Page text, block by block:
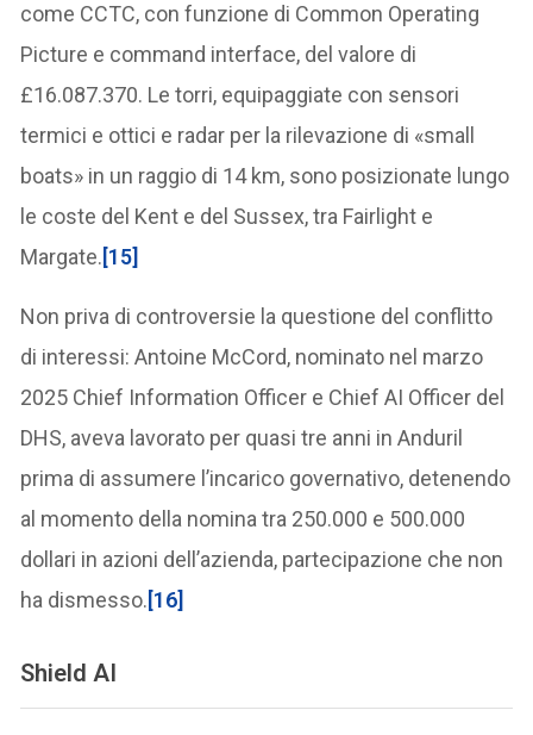
come CCTC, con funzione di Common Operating
Picture e command interface, del valore di
£16.087.370. Le torri, equipaggiate con sensori
termici e ottici e radar per la rilevazione di «small
boats» in un raggio di 14 km, sono posizionate lungo
le coste del Kent e del Sussex, tra Fairlight e
Margate.[15]
Non priva di controversie la questione del conflitto
di interessi: Antoine McCord, nominato nel marzo
2025 Chief Information Officer e Chief AI Officer del
DHS, aveva lavorato per quasi tre anni in Anduril
prima di assumere l’incarico governativo, detenendo
al momento della nomina tra 250.000 e 500.000
dollari in azioni dell’azienda, partecipazione che non
ha dismesso.[16]
Shield AI